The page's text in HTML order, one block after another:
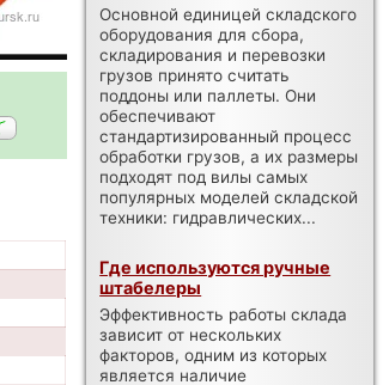
Основной единицей складского
оборудования для сбора,
складирования и перевозки
грузов принято считать
поддоны или паллеты. Они
обеспечивают
стандартизированный процесс
обработки грузов, а их размеры
подходят под вилы самых
популярных моделей складской
техники: гидравлических...
Где используются ручные
штабелеры
Эффективность работы склада
зависит от нескольких
факторов, одним из которых
является наличие